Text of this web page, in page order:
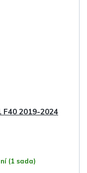
F40 2019-2024
(1 sada)